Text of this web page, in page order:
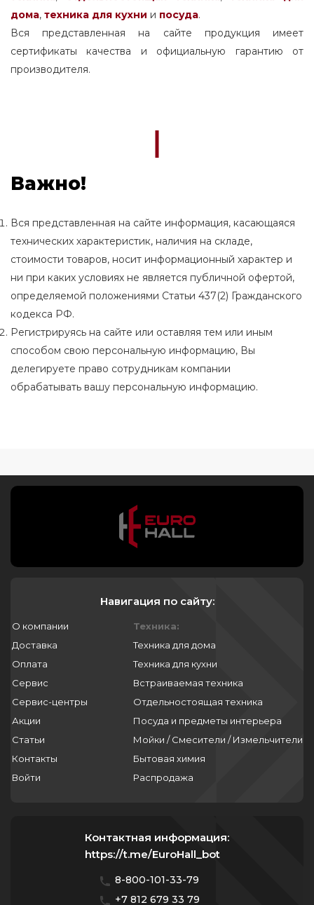
дома, техника для кухни и посуда.
Вся представленная на сайте продукция имеет
сертификаты качества и официальную гарантию от
производителя.
Важно!
Вся представленная на сайте информация, касающаяся
технических характеристик, наличия на складе,
стоимости товаров, носит информационный характер и
ни при каких условиях не является публичной офертой,
определяемой положениями Статьи 437(2) Гражданского
кодекса РФ.
Регистрируясь на сайте или оставляя тем или иным
способом свою персональную информацию, Вы
делегируете право сотрудникам компании
обрабатывать вашу персональную информацию.
Навигация по сайту:
О компании
Доставка
Оплата
Сервис
Сервис-центры
Акции
Статьи
Контакты
Войти
Техника:
Техника для дома
Техника для кухни
Встраиваемая техника
Отдельностоящая техника
Посуда и предметы интерьера
Мойки / Смесители / Измельчители
Бытовая химия
Распродажа
Контактная информация:
https://t.me/EuroHall_bot
8-800-101-33-79
+7 812 679 33 79